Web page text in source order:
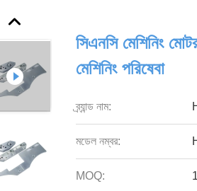
সিএনসি মেশিনিং
মেশিনিং পরিষেবা
ব্র্যান্ড নাম:
মডেল নম্বর:
MOQ: